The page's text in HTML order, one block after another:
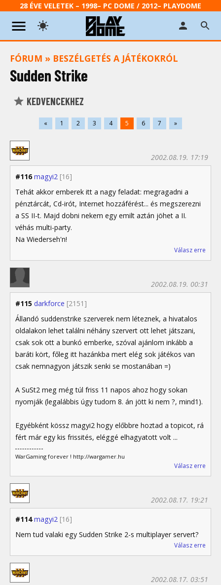
28 ÉVE VELETEK – 1998– PC DOME / 2012– PLAYDOME
FÓRUM » BESZÉLGETÉS A JÁTÉKOKRÓL
Sudden Strike
KEDVENCEKHEZ
« 1 2 3 4 5 6 7 »
#116 magyi2 [16]
2002.08.19. 17:19
Tehát akkor emberek itt a nagy feladat: megragadni a
pénztárcát, Cd-irót, Internet hozzáférést... és megszerezni
a SS II-t. Majd dobni nekem egy emilt aztán jöhet a II.
véhás multi-party.
Na Wiederseh'n!
Válasz erre
#115 darkforce [2151]
2002.08.19. 00:31
Állandó suddenstrike szerverek nem léteznek, a hivatalos
oldalakon lehet találni néhány szervert ott lehet játszani,
csak sok ott a bunkó emberke, szóval ajánlom inkább a
baráti kört, főleg itt hazánkba mert elég sok játékos van
csak nemnagyon játszik senki se mostanában =)
A SuSt2 meg még túl friss 11 napos ahoz hogy sokan
nyomják (legalábbis úgy tudom 8. án jött ki nem ?, mind1).
Egyébként kössz magyi2 hogy előbbre hoztad a topicot, rá
fért már egy kis frissités, eléggé elhagyatott volt ...
WarGaming forever ! http://wargamer.hu
Válasz erre
#114 magyi2 [16]
2002.08.17. 19:21
Nem tud valaki egy Sudden Strike 2-s multiplayer servert?
Válasz erre
2002.08.17. 03:51